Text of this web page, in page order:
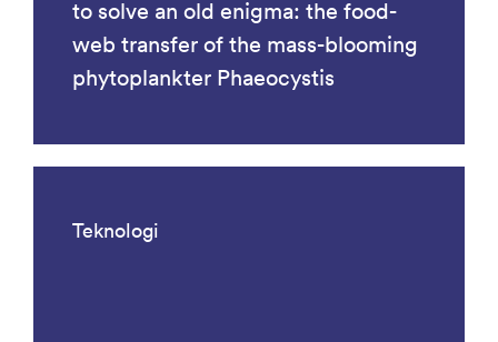
to solve an old enigma: the food-
web transfer of the mass-blooming
phytoplankter Phaeocystis
Teknologi